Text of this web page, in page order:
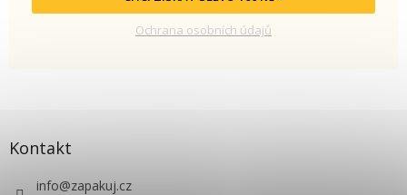
Ochrana osobních údajů
Kontakt
info@zapakuj.cz